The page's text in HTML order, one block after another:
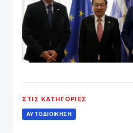
ΣΤΙΣ ΚΑΤΗΓΟΡΊΕΣ
ΑΥΤΟΔΙΟΊΚΗΣΗ